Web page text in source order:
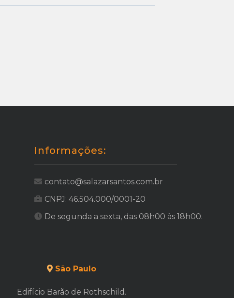
Informações:
contato@salazarsantos.com.br
CNPJ: 46.504.000/0001-20
De segunda a sexta, das 08h00 às 18h00.
São Paulo
Edifício Barão de Rothschild.